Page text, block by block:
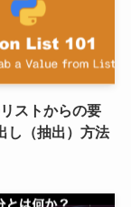
ストからの要
し（抽出）方法